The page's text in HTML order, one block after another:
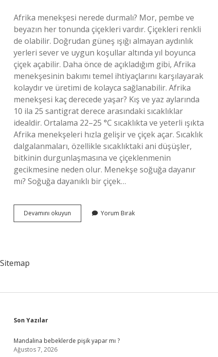
Afrika menekşesi nerede durmalı? Mor, pembe ve
beyazın her tonunda çiçekleri vardır. Çiçekleri renkli
de olabilir. Doğrudan güneş ışığı almayan aydınlık
yerleri sever ve uygun koşullar altında yıl boyunca
çiçek açabilir. Daha önce de açıkladığım gibi, Afrika
menekşesinin bakımı temel ihtiyaçlarını karşılayarak
kolaydır ve üretimi de kolayca sağlanabilir. Afrika
menekşesi kaç derecede yaşar? Kış ve yaz aylarında
10 ila 25 santigrat derece arasındaki sıcaklıklar
idealdir. Ortalama 22–25 °C sıcaklıkta ve yeterli ışıkta
Afrika menekşeleri hızla gelişir ve çiçek açar. Sıcaklık
dalgalanmaları, özellikle sıcaklıktaki ani düşüşler,
bitkinin durgunlaşmasına ve çiçeklenmenin
gecikmesine neden olur. Menekşe soğuğa dayanır
mı? Soğuğa dayanıklı bir çiçek…
Devamını okuyun
Menekşesi
Yorum Bırak
Sitemap
Sidebar
Son Yazılar
Mandalina bebeklerde pişik yapar mı ?
Ağustos 7, 2026